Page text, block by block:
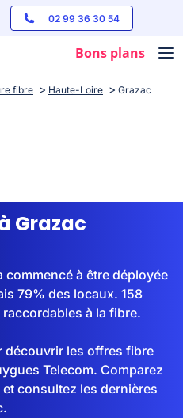
02 99 36 30 54
Bons plans
fibre Haute-Loire Grazac
Grazac
commencé à être déployée
79% des locaux. 158
à la fibre.
découvrir les offres fibre
Telecom. Comparez
consultez les dernières